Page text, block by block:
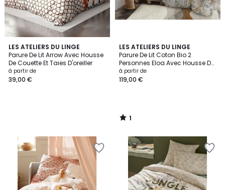
LES ATELIERS DU LINGE
Parure De Lit Arrow Avec Housse
De Couette Et Taies D'oreiller
à partir de
39,00 €
LES ATELIERS DU LINGE
Parure De Lit Coton Bio 2
Personnes Eloa Avec Housse De
Couette Et Taies D'oreiller
à partir de
119,00 €
1
/
5
1
/